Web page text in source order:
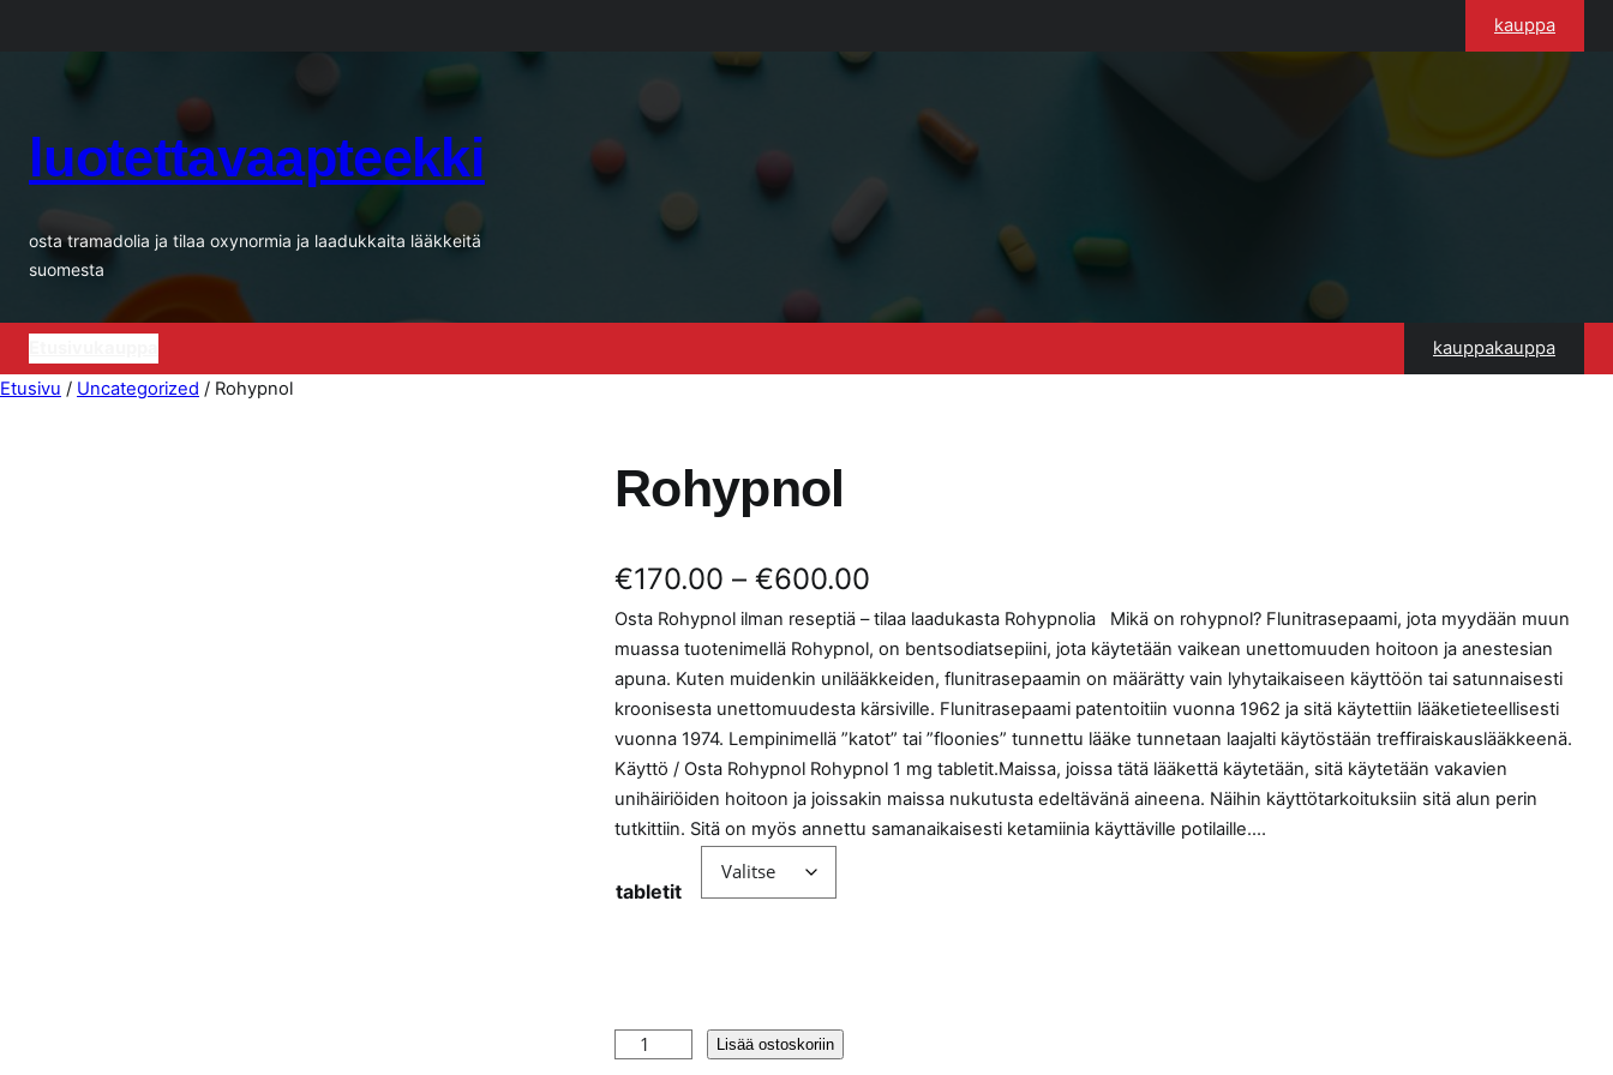
kauppa
luotettavaapteekki
osta tramadolia ja tilaa oxynormia ja laadukkaita lääkkeitä
suomesta
kauppakauppa
Etusivu / Uncategorized / Rohypnol
Rohypnol
€170.00 – €600.00
i
n
t
a
l
Osta Rohypnol ilman reseptiä – tilaa laadukasta Rohypnolia Mikä on rohypnol? Flunitrasepaami, jota myydään muun
muassa tuotenimellä Rohypnol, on bentsodiatsepiini, jota käytetään vaikean unettomuuden hoitoon ja anestesian
apuna. Kuten muidenkin unilääkkeiden, flunitrasepaamin on määrätty vain lyhytaikaiseen käyttöön tai satunnaisesti
kroonisesta unettomuudesta kärsiville. Flunitrasepaami patentoitiin vuonna 1962 ja sitä käytettiin lääketieteellisesti
vuonna 1974. Lempinimellä ”katot” tai ”floonies” tunnettu lääke tunnetaan laajalti käytöstään treffiraiskauslääkkeenä.
Käyttö / Osta Rohypnol Rohypnol 1 mg tabletit.Maissa, joissa tätä lääkettä käytetään, sitä käytetään vakavien
unihäiriöiden hoitoon ja joissakin maissa nukutusta edeltävänä aineena. Näihin käyttötarkoituksiin sitä alun perin
tutkittiin. Sitä on myös annettu samanaikaisesti ketamiinia käyttäville potilaille.…
tabletit
Lisää ostoskoriin